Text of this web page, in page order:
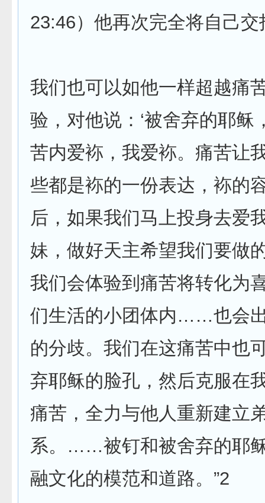
23:46）他再次完全将自己
我们也可以如他一样超越痛
验，对他说：‘被舍弃的耶稣
苦内爱袮，我爱袮。痛苦让
些都是袮的一份表达，袮的
后，如果我们马上投身去爱
妹，做好天主希望我们要做
我们会体验到痛苦将转化
们生活的小团体内……也会
的分歧。我们在这痛苦中也
弃耶稣的脸孔，然后克服在
痛苦，全力与他人重新建立
系。……被钉和被舍弃的耶
融文化的模范和道路。”2